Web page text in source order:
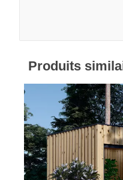
Produits